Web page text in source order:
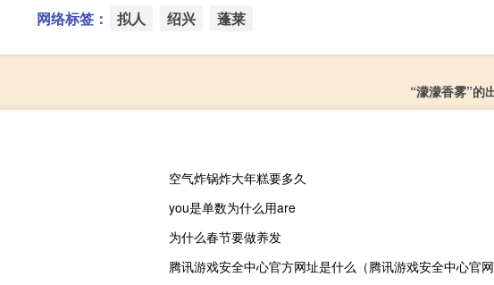
网络标签： 拟人 绍兴 蓬莱
“濛濛香雾”的
空气炸锅炸大年糕要多久
you是单数为什么用are
为什么春节要做养发
腾讯游戏安全中心官方网址是什么（腾讯游戏安全中心官